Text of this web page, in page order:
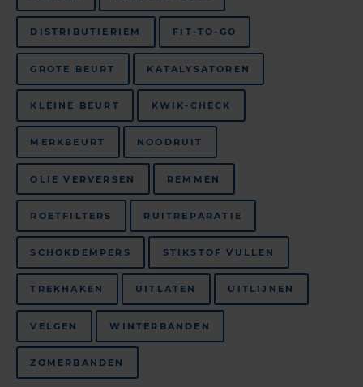
DISTRIBUTIERIEM FIT-TO-GO
GROTE BEURT KATALYSATOREN
KLEINE BEURT KWIK-CHECK
MERKBEURT NOODRUIT
OLIE VERVERSEN REMMEN
ROETFILTERS RUITREPARATIE
SCHOKDEMPERS STIKSTOF VULLEN
TREKHAKEN UITLATEN UITLIJNEN
VELGEN WINTERBANDEN
ZOMERBANDEN